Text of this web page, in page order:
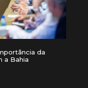
da
a Bahia